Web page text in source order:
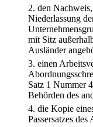
2. den
Niederlassung
mit Sitz
Ausländer
3. einen
Satz 1 Nummer
Behörden des
4. die Kopie
Passersatzes des